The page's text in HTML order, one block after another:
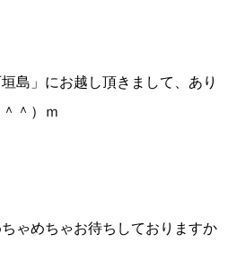
島」にお越し頂きまして、あり
＾）ｍ
ゃめちゃお待ちしておりますか